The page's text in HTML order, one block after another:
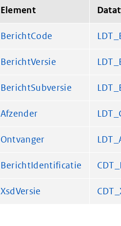
Element
BerichtCode
BerichtVersie
BerichtSubversie
Afzender
Ontvanger
BerichtIdentificatie
XsdVersie